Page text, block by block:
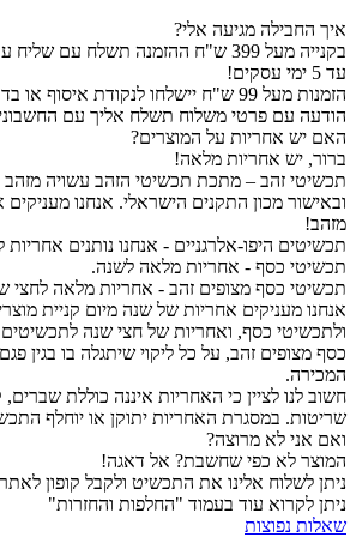
איך החבילה מגיעה אלי?
בקנייה מעל 399 ש"ח ההזמנה תשלח עם
עד 5 ימי עסקים!
הזמנות מעל 99 ש"ח יישלחו לנקודת איסוף או בדואר רשום ללא עלות!
הודעה עם פרטי משלוח תשלח אליך עם
האם יש אחריות על המוצרים?
ברור, יש אחריות מלאה!
ובאישור מכון התקנים הישראלי. אנחנו מעניקים
מזהב!
תכשיטים היפו-אלרגניים - אנחנו נותנים
תכשיטי כסף - אחריות מלאה לשנה.
תכשיטי כסף מצופים זהב - אחריות מלאה לחצי
אנחנו מעניקים אחריות של שנה מיום קניית
ולתכשיטי כסף, ואחריות של חצי שנה לתכשיטים
כסף מצופים זהב, על כל ליקוי שיתגלה בו בגין
המכירה.
חשוב לנו לציין כי האחריות איננה כוללת
שריטות. במסגרת האחריות יתוקן או יוחלף
ואם אני לא מרוצה?
המוצר לא כפי שחשבת? אל דאגה!
ניתן לשלוח אלינו את התכשיט ולקבל קופון
ניתן לקרוא עוד בעמוד "החלפות והחזרות"
שאלות נפוצות